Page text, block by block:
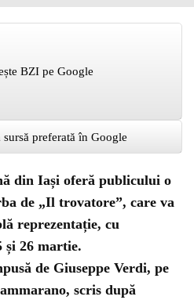
BZI pe Google
sursă preferată în Google
din Iași oferă publicului o
de „Il trovatore”, care va
reprezentație, cu
26 martie.
de Giuseppe Verdi, pe
scris după